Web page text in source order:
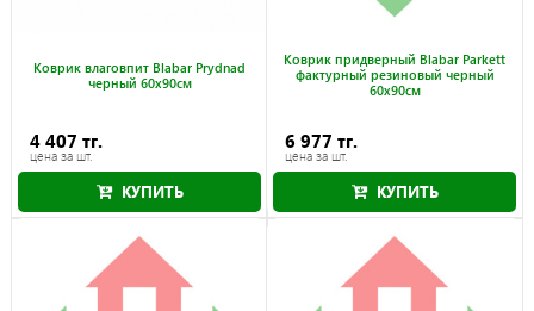
Коврик влаговпит Blabar Prydnad
черный 60x90см
4 407 тг.
цена за шт.
КУПИТЬ
Коврик придверный Blabar Parkett
фактурный резиновый черный
60х90см
6 977 тг.
цена за шт.
КУПИТЬ